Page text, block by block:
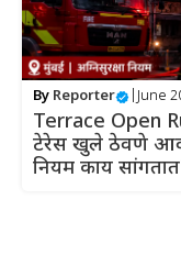
By Reporter June
Terrace Open
टेरेस खुले ठेवणे
नियम काय